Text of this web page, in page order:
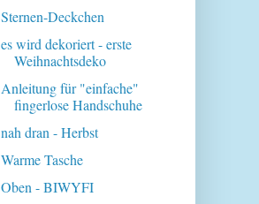
Sternen-Deckchen
es wird dekoriert - erste
Weihnachtsdeko
Anleitung für "einfache"
fingerlose Handschuhe
nah dran - Herbst
Warme Tasche
Oben - BIWYFI